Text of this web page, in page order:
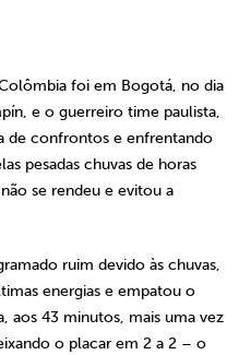
foi em Bogotá, no dia
e o guerreiro time paulista,
de confrontos e enfrentando
pesadas chuvas de horas
se rendeu e evitou a
ruim devido às chuvas,
energias e empatou o
aos 43 minutos, mais uma vez
o placar em 2 a 2 – o